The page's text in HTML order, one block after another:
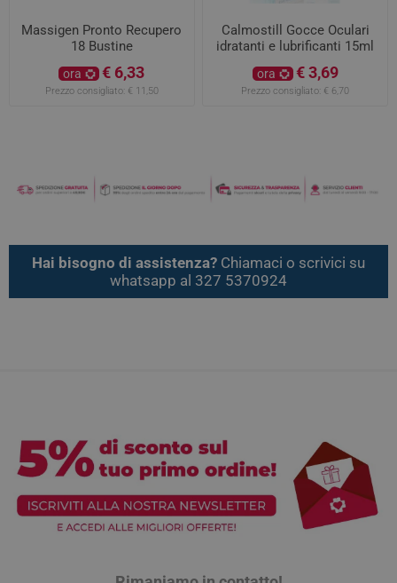
Massigen Pronto Recupero
18 Bustine
ora € 6,33
Prezzo consigliato: € 11,50
Calmostill Gocce Oculari
idratanti e lubrificanti 15ml
ora € 3,69
Prezzo consigliato: € 6,70
Hai bisogno di assistenza? Chiamaci o scrivici su
whatsapp al 327 5370924